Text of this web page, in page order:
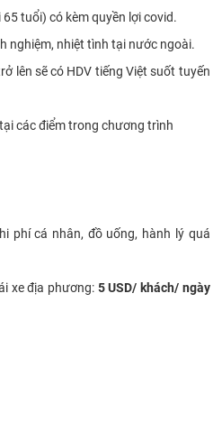
tuổi) có kèm quyền lợi covid.
nghiệm, nhiệt tình tại nước ngoài.
lên sẽ có HDV tiếng Việt suốt tuyến
các điểm trong chương trình
phí cá nhân, đồ uống, hành lý quá
xe địa phương: 5 USD/ khách/ ngày